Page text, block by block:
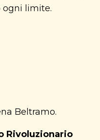
ogni limite.
Beltramo.
Rivoluzionario